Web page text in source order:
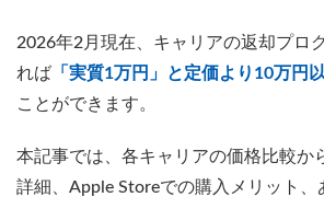
2026年2月現在、キャリアの返却プロ
れば 「実質1万円」と定価より10万円
ことができます。
本記事では、各キャリアの価格比較か
詳細、Apple Storeでの購入メリット、